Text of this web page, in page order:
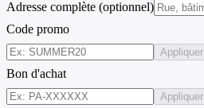
Adresse complète (optionnel)
Code promo
Appliquer
Bon d'achat
Appliquer